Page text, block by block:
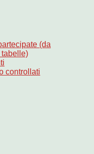
(da
controllati